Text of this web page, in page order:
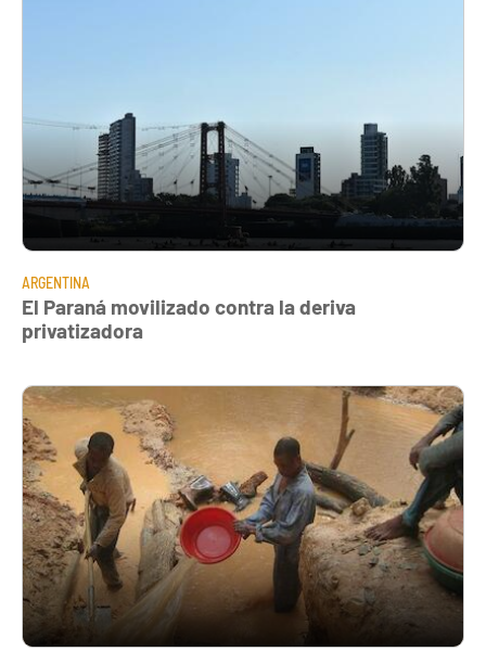
ARGENTINA
El Paraná movilizado contra la deriva
privatizadora